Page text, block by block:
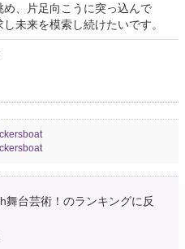
、片足向こうに突っ込んで
未来を模索し続けたいです。
舞台芸術！のランキングに反